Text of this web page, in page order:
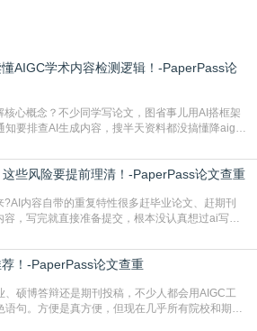
AIGC学术内容检测逻辑！-PaperPass论
心概念？不少同学写论文，图省事儿用AI搭框架
要排查AI生成内容，搜半天资料都没搞懂降aigc
少人也搞不清降aigc检测是啥，对相关要求摸不
工具在学术领域普及诞生的新需求，核心是为
些风险要提前理清！-PaperPass论文查重
内容自带的重复特性很多赶毕业论文、赶期刊
，写完就直接准备提交，根本没认真想过ai写论
练依赖海量公开的文本数据，生成内容本质是基
零开始的原创创作。生成过程中，很容易复用已
接已经公开
！-PaperPass论文查重
硕博答辩还是期刊投稿，不少人都会用AIGC工
句。方便是真方便，但现在几乎所有院校和期刊